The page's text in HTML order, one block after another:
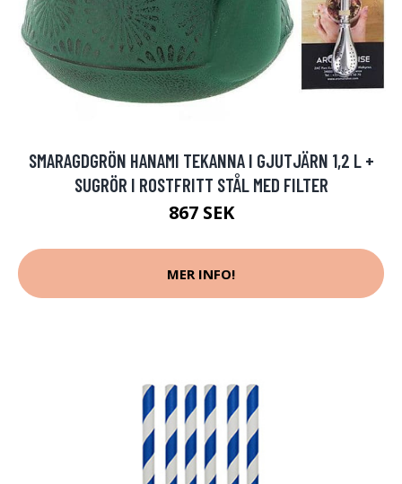
SMARAGDGRÖN HANAMI TEKANNA I GJUTJÄRN 1,2 L +
SUGRÖR I ROSTFRITT STÅL MED FILTER
867 SEK
MER INFO!